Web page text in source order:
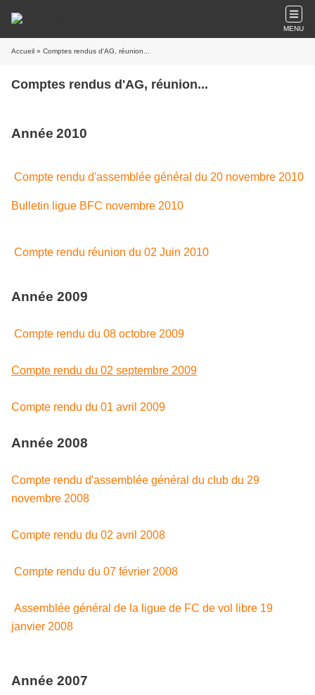
MENU
Accueil » Comptes rendus d'AG, réunion...
Comptes rendus d'AG, réunion...
Année 2010
Compte rendu d'assemblée général du 20 novembre 2010
Bulletin ligue BFC novembre 2010
Compte rendu réunion du 02 Juin 2010
Année 2009
Compte rendu du 08 octobre 2009
Compte rendu du 02 septembre 2009
Compte rendu du 01 avril 2009
Année 2008
Compte rendu d'assemblée général du club du 29
novembre 2008
Compte rendu du 02 avril 2008
Compte rendu du 07 février 2008
Assemblée général de la ligue de FC de vol libre 19
janvier 2008
Année 2007